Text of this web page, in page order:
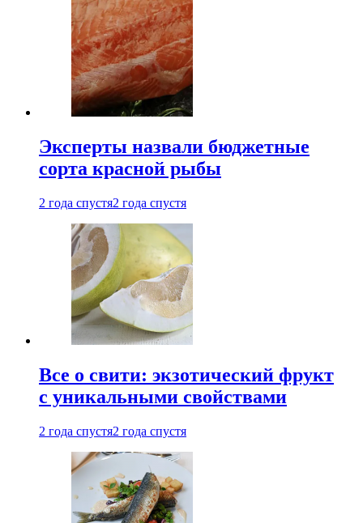
Эксперты назвали бюджетные
сорта красной рыбы
2 года спустя2 года спустя
Все о свити: экзотический фрукт
с уникальными свойствами
2 года спустя2 года спустя